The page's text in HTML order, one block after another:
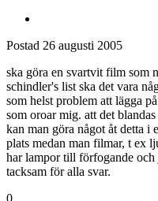
Postad 26 augusti 2005
ska göra en svartvit film som
schindler's list ska det vara
som helst problem att lägga
som oroar mig. att det
kan man göra något åt detta i
plats medan man filmar, t ex
har lampor till förfogande
tacksam för alla svar.
0